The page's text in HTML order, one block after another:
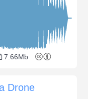
7.66Mb
Drone